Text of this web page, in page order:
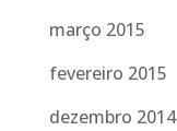
março 2015
fevereiro 2015
dezembro 2014